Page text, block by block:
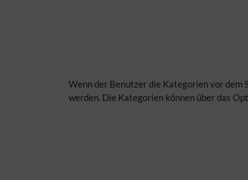
Wenn der Benutzer die Kategorien vor dem
werden. Die Kategorien können über das